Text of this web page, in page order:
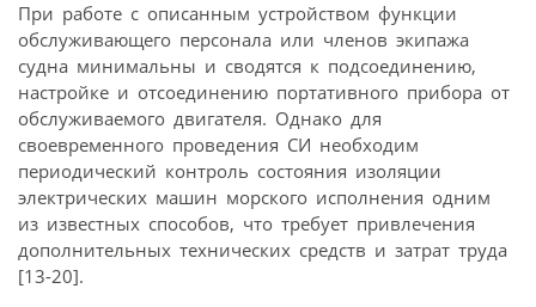
При работе с описанным устройством функции
обслуживающего персонала или членов экипажа
судна минимальны и сводятся к подсоединению,
настройке и отсоединению портативного прибора от
обслуживаемого двигателя. Однако для
своевременного проведения СИ необходим
периодический контроль состояния изоляции
электрических машин морского исполнения одним
из известных способов, что требует привлечения
дополнительных технических средств и затрат труда
[13-20].